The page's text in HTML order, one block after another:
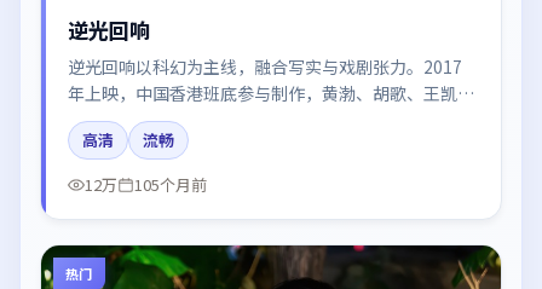
逆光回响
逆光回响以科幻为主线，融合写实与戏剧张力。2017
年上映，中国香港班底参与制作，黄渤、胡歌、王凯、
谭卓、章子怡在片中呈现细腻表演，影像风格统一，配
乐与剪辑强化了情绪曲线。
高清
流畅
12万
105个月前
热门